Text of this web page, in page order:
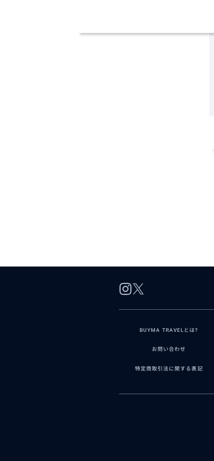
BUYMA TRAVELとは?
お問い合わせ
特定商取引法に関する表記